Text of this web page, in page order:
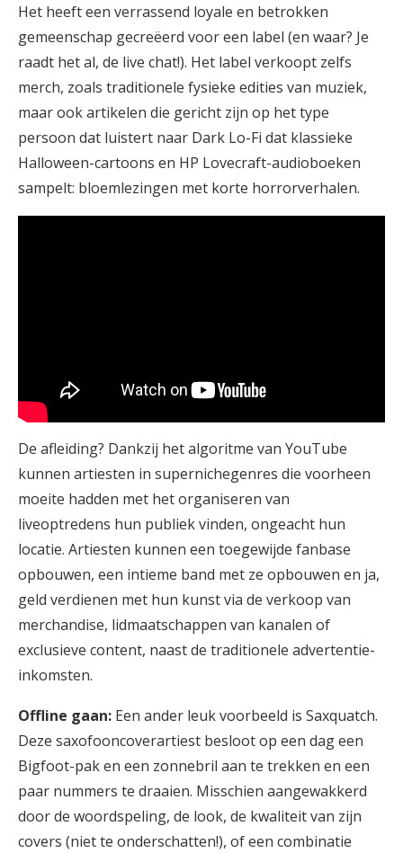
Het heeft een verrassend loyale en betrokken
gemeenschap gecreëerd voor een label (en waar? Je
raadt het al, de live chat!). Het label verkoopt zelfs
merch, zoals traditionele fysieke edities van muziek,
maar ook artikelen die gericht zijn op het type
persoon dat luistert naar Dark Lo-Fi dat klassieke
Halloween-cartoons en HP Lovecraft-audioboeken
sampelt: bloemlezingen met korte horrorverhalen.
De afleiding? Dankzij het algoritme van YouTube
kunnen artiesten in supernichegenres die voorheen
moeite hadden met het organiseren van
liveoptredens hun publiek vinden, ongeacht hun
locatie. Artiesten kunnen een toegewijde fanbase
opbouwen, een intieme band met ze opbouwen en ja,
geld verdienen met hun kunst via de verkoop van
merchandise, lidmaatschappen van kanalen of
exclusieve content, naast de traditionele advertentie-
inkomsten.
Offline gaan: Een ander leuk voorbeeld is Saxquatch.
Deze saxofooncoverartiest besloot op een dag een
Bigfoot-pak en een zonnebril aan te trekken en een
paar nummers te draaien. Misschien aangewakkerd
door de woordspeling, de look, de kwaliteit van zijn
covers (niet te onderschatten!), of een combinatie